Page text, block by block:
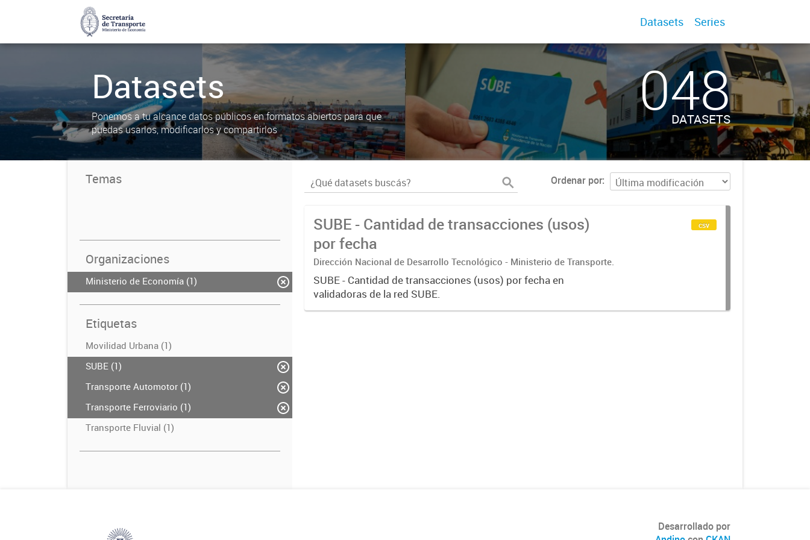
Datasets Series
Datasets
Ponemos a tu alcance datos públicos en formatos abiertos para que
puedas usarlos, modificarlos y compartirlos
048
DATASETS
Temas
Organizaciones
Ministerio de Economía (1)
Etiquetas
Movilidad Urbana (1)
SUBE (1)
Transporte Automotor (1)
Transporte Ferroviario (1)
Transporte Fluvial (1)
Ordenar por
SUBE - Cantidad de transacciones (usos)
por fecha
Dirección Nacional de Desarrollo Tecnológico - Ministerio de Transporte.
SUBE - Cantidad de transacciones (usos) por fecha en
validadoras de la red SUBE.
csv
Desarrollado por